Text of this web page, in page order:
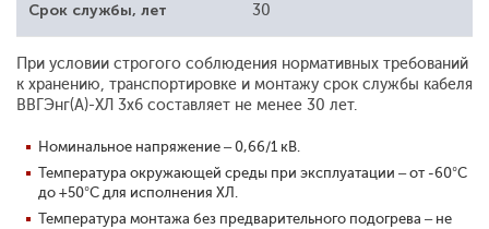
Срок службы, лет 30
При условии строгого соблюдения нормативных требований
к хранению, транспортировке и монтажу срок службы кабеля
ВВГЭнг(А)-ХЛ 3x6 составляет не менее 30 лет.
Номинальное напряжение – 0,66/1 кВ.
Температура окружающей среды при эксплуатации – от -60°С
до +50°С для исполнения ХЛ.
Температура монтажа без предварительного подогрева – не